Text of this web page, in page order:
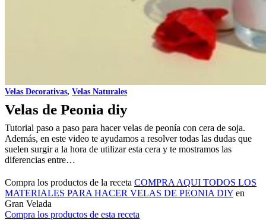
Velas Decorativas, Velas Naturales
Velas de Peonia diy
Tutorial paso a paso para hacer velas de peonía con cera de soja.
Además, en este video te ayudamos a resolver todas las dudas que
suelen surgir a la hora de utilizar esta cera y te mostramos las
diferencias entre…
Compra los productos de la receta COMPRA AQUI TODOS LOS
MATERIALES PARA HACER VELAS DE PEONIA DIY en
Gran Velada
Compra los productos de esta receta